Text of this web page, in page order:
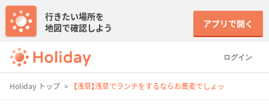
ログイン
行きたい場所を
地図で確認しよう
アプリで開く
Holiday トップ 【浅草】浅草でランチをするならお蕎麦でしょッ